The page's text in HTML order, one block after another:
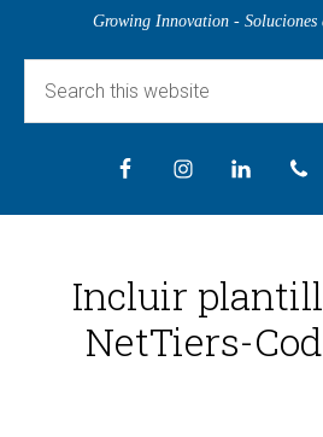
Growing Innovation - Soluciones
Incluir
NetTiers-